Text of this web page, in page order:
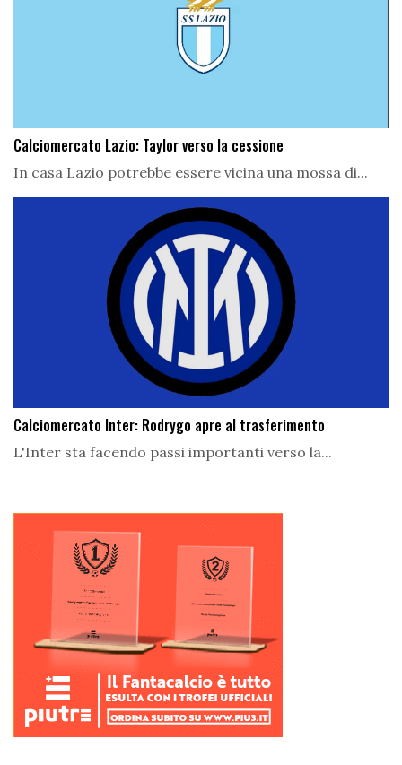
Calciomercato Lazio: Taylor verso la cessione
In casa Lazio potrebbe essere vicina una mossa di...
Calciomercato Inter: Rodrygo apre al trasferimento
L'Inter sta facendo passi importanti verso la...